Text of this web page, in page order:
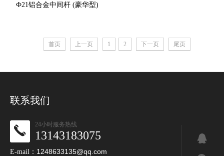
Ф21铝合金中间杆 (豪华型)
首页 上一页 1 2 下一页 尾页
联系我们
24小时服务热线
13143183075
E-mail： 1248633135@qq.com